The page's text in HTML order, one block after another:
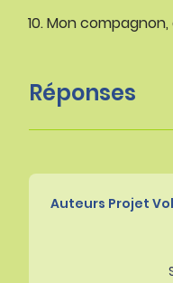
Mon compagnon,
Réponses
Auteurs Projet